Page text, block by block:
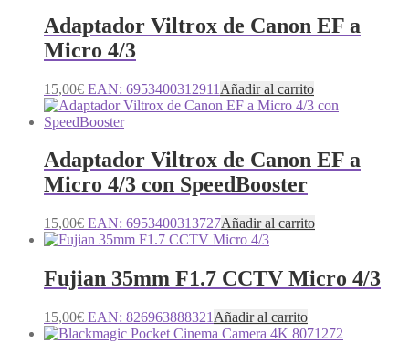
Adaptador Viltrox de Canon EF a
Micro 4/3
15,00€ EAN: 6953400312911 Añadir al carrito
Adaptador Viltrox de Canon EF a
Micro 4/3 con SpeedBooster
15,00€ EAN: 6953400313727Añadir al carrito
Fujian 35mm F1.7 CCTV Micro 4/3
15,00€ EAN: 826963888321 Añadir al carrito